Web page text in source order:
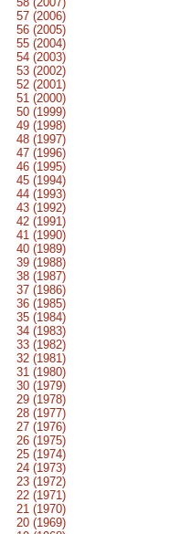
57 (2006)
56 (2005)
55 (2004)
54 (2003)
53 (2002)
52 (2001)
51 (2000)
50 (1999)
49 (1998)
48 (1997)
47 (1996)
46 (1995)
45 (1994)
44 (1993)
43 (1992)
42 (1991)
41 (1990)
40 (1989)
39 (1988)
38 (1987)
37 (1986)
36 (1985)
35 (1984)
34 (1983)
33 (1982)
32 (1981)
31 (1980)
30 (1979)
29 (1978)
28 (1977)
27 (1976)
26 (1975)
25 (1974)
24 (1973)
23 (1972)
22 (1971)
21 (1970)
20 (1969)